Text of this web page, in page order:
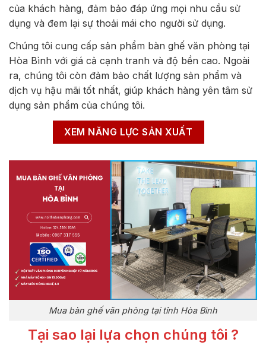
của khách hàng, đảm bảo đáp ứng mọi nhu cầu sử
dụng và đem lại sự thoải mái cho người sử dụng.
Chúng tôi cung cấp sản phẩm bàn ghế văn phòng tại
Hòa Bình với giá cả cạnh tranh và độ bền cao. Ngoài
ra, chúng tôi còn đảm bảo chất lượng sản phẩm và
dịch vụ hậu mãi tốt nhất, giúp khách hàng yên tâm sử
dụng sản phẩm của chúng tôi.
XEM NĂNG LỰC SẢN XUẤT
Mua bàn ghế văn phòng tại tỉnh Hòa Bình
Tại sao lại lựa chọn chúng tôi ?